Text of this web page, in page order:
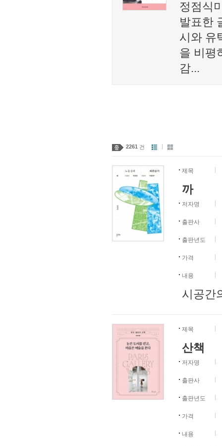
정점식
발표한
시와 유
을 비평
감...
2261 건
제목
까
저자명
출판사
출판년도
가격
내용
시공간
제목
산책
저자명
출판사
출판년도
가격
내용